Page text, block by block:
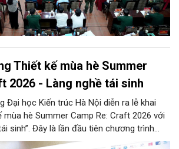
Thiết kế mùa hè Summer
2026 - Làng nghề tái sinh
Đại học Kiến trúc Hà Nội diễn ra lễ khai
hè Summer Camp Re: Craft 2026 với
sinh”. Đây là lần đầu tiên chương trình
vực phía Bắc, tiếp nối thành công của bốn